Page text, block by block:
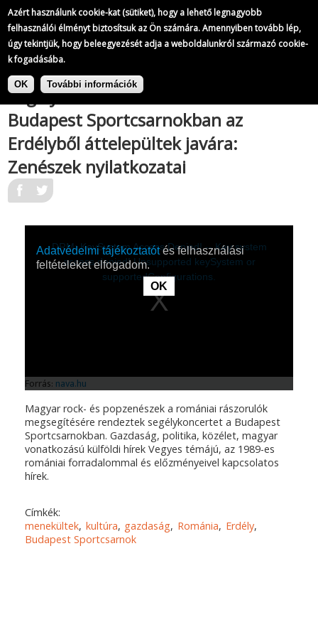
Azért használunk cookie-kat (sütiket), hogy a lehető legnagyobb
felhasználói élményt biztosítsuk az Ön számára. Amennyiben tovább lép,
úgy tekintjük, hogy beleegyezését adja a weboldalunkról származó cookie-
k fogadásába.
OK További információk
Ugrás
A Magyar Televízió híradói
551/823
A Magyar Televízió híradói
Segélykoncertet tartanak a
Budapest Sportcsarnokban az
Erdélyből áttelepültek javára:
Zenészek nyilatkozatai
Magyar rock- és popzenészek a romániai rászorulók
megsegítésére rendeztek segélykoncertet a Budapest
Sportcsarnokban. Gazdaság, politika, közélet, magyar
vonatkozású külföldi hírek Vegyes témájú, az 1989-es
romániai forradalommal és előzményeivel kapcsolatos
hírek.
Címkék:
menekültek kultúra gazdaság Románia
Erdély
Budapest Sportcsarnok